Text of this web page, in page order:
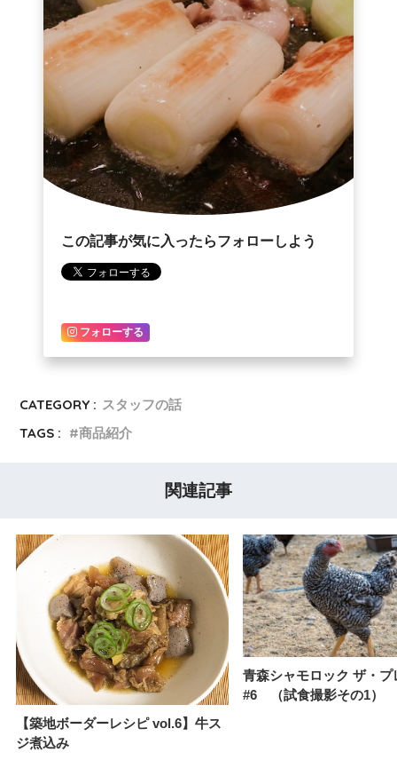
この記事が気に入ったらフォローしよう
フォローする
CATEGORY : スタッフの話
TAGS :
商品紹介
関連記事
【築地ボーダーレシピ vol.6】牛ス
ジ煮込み
青森シャモロック ザ・プ
#6 （試食撮影その1）